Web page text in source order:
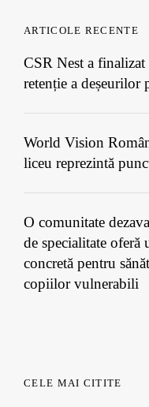
ARTICOLE RECENTE
CSR Nest a
retenție a deșeurilor
World Vision
liceu reprezintă
O comunitate
de specialitate
concretă pentru
copiilor vulnerabili
CELE MAI CITITE